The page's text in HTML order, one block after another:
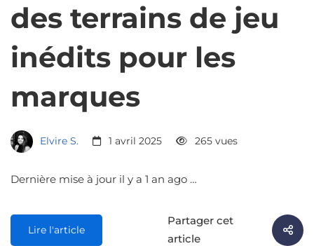
des terrains de jeu
inédits pour les
marques
Elvire S. 1 avril 2025 265 vues
Dernière mise à jour il y a 1 an ago …
Lire l'article
Partager cet
article